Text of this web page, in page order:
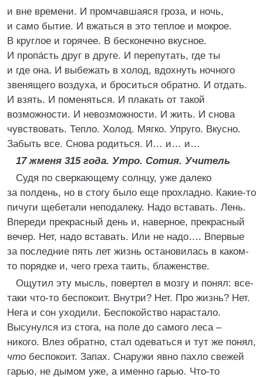
и вне времени. И промчавшаяся гроза, и ночь,
и само бытие. И вжаться в это теплое и мокрое.
В круглое и горячее. В бесконечно вкусное.
И пропа́сть друг в друге. И перепутать, где ты
и где она. И выбежать в холод, вдохнуть ночного
звенящего воздуха, и броситься обратно. И отдать.
И взять. И поменяться. И плакать от такой
возможности. И невозможности. И жить. И снова
чувствовать. Тепло. Холод. Мягко. Упруго. Вкусно.
Забыть все. Снова родиться. И… и… и…
17 жменя 315 года. Утро. Сотия. Учитель
Судя по сверкающему солнцу, уже далеко
за полдень, но в стогу было еще прохладно. Какие-то
пичуги щебетали неподалеку. Надо вставать. Лень.
Впереди прекрасный день и, наверное, прекрасный
вечер. Нет, надо вставать. Или не надо…. Впервые
за последние пять лет жизнь остановилась в каком-
то порядке и, чего греха таить, блаженстве.
Ощутил эту мысль, повертел в мозгу и понял: все-
таки что-то беспокоит. Внутри? Нет. Про жизнь? Нет.
Нега и сон уходили. Беспокойство нарастало.
Высунулся из стога, на поле до самого леса –
никого. Влез обратно, стал одеваться и тут же понял,
что беспокоит. Запах. Снаружи явно пахло свежей
гарью, не дымом уже, а именно гарью. Что-то